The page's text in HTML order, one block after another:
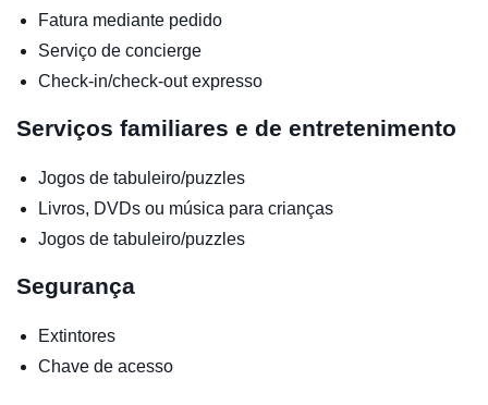
Fatura mediante pedido
Serviço de concierge
Check-in/check-out expresso
Serviços familiares e de entretenimento
Jogos de tabuleiro/puzzles
Livros, DVDs ou música para crianças
Jogos de tabuleiro/puzzles
Segurança
Extintores
Chave de acesso